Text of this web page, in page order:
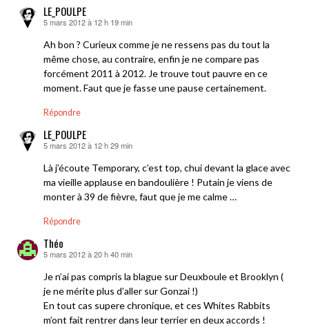
LE_POULPE
dit :
5 mars 2012 à 12 h 19 min
Ah bon ? Curieux comme je ne ressens pas du tout la
même chose, au contraire, enfin je ne compare pas
forcément 2011 à 2012. Je trouve tout pauvre en ce
moment. Faut que je fasse une pause certainement.
Répondre
LE_POULPE
dit :
5 mars 2012 à 12 h 29 min
Là j’écoute Temporary, c’est top, chui devant la glace avec
ma vieille applause en bandoulière ! Putain je viens de
monter à 39 de fièvre, faut que je me calme …
Répondre
Théo
dit :
5 mars 2012 à 20 h 40 min
Je n’ai pas compris la blague sur Deuxboule et Brooklyn (
je ne mérite plus d’aller sur Gonzai !)
En tout cas supere chronique, et ces Whites Rabbits
m’ont fait rentrer dans leur terrier en deux accords !